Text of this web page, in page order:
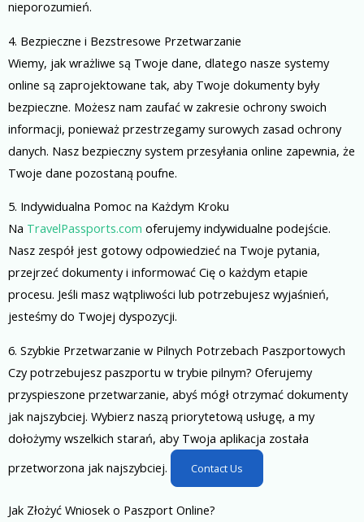
nieporozumień.
4. Bezpieczne i Bezstresowe Przetwarzanie
Wiemy, jak wrażliwe są Twoje dane, dlatego nasze systemy
online są zaprojektowane tak, aby Twoje dokumenty były
bezpieczne. Możesz nam zaufać w zakresie ochrony swoich
informacji, ponieważ przestrzegamy surowych zasad ochrony
danych. Nasz bezpieczny system przesyłania online zapewnia, że
Twoje dane pozostaną poufne.
5. Indywidualna Pomoc na Każdym Kroku
Na TravelPassports.com oferujemy indywidualne podejście.
Nasz zespół jest gotowy odpowiedzieć na Twoje pytania,
przejrzeć dokumenty i informować Cię o każdym etapie
procesu. Jeśli masz wątpliwości lub potrzebujesz wyjaśnień,
jesteśmy do Twojej dyspozycji.
6. Szybkie Przetwarzanie w Pilnych Potrzebach Paszportowych
Czy potrzebujesz paszportu w trybie pilnym? Oferujemy
przyspieszone przetwarzanie, abyś mógł otrzymać dokumenty
jak najszybciej. Wybierz naszą priorytetową usługę, a my
dołożymy wszelkich starań, aby Twoja aplikacja została
przetworzona jak najszybciej.
Contact Us
Jak Złożyć Wniosek o Paszport Online?